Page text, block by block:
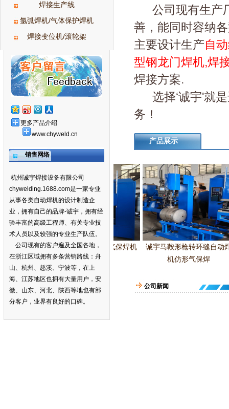
焊接生产线
氩弧焊机/气体保护焊机
焊接变位机/滚轮架
更多产品介绍
www.chyweld.cn
销售网络
杭州诚宇焊接设备有限公司
chywelding.1688.com是一家专业
从事各类自动焊机的设计制造企
业，拥有自己的品牌-诚宇，拥有经
验丰富的高级工程师、有关专业技
术人员以及较强的专业生产队伍。
公司现有的客户遍及全国各地，
在浙江区域拥有多条营销路线：舟
山、杭州、慈溪、宁波等，在上
海、江苏地区也拥有大量用户，安
徽、山东、河北、陕西等地也有部
分客户，业界有良好的口碑。
公司现有生产
善，能同时容纳
主要设计生产自
型钢龙门焊机,焊
焊接方案.
选择‘诚宇'就是
务！
产品展示
弧焊接专
诚宇六枪环缝自动气保焊机
管球多枪焊
诚宇马鞍形枪转环缝自动焊
机仿形气保焊
公司新闻